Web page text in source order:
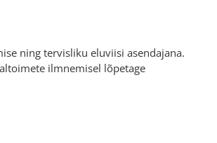
ning tervisliku eluviisi asendajana.
ilmnemisel lõpetage